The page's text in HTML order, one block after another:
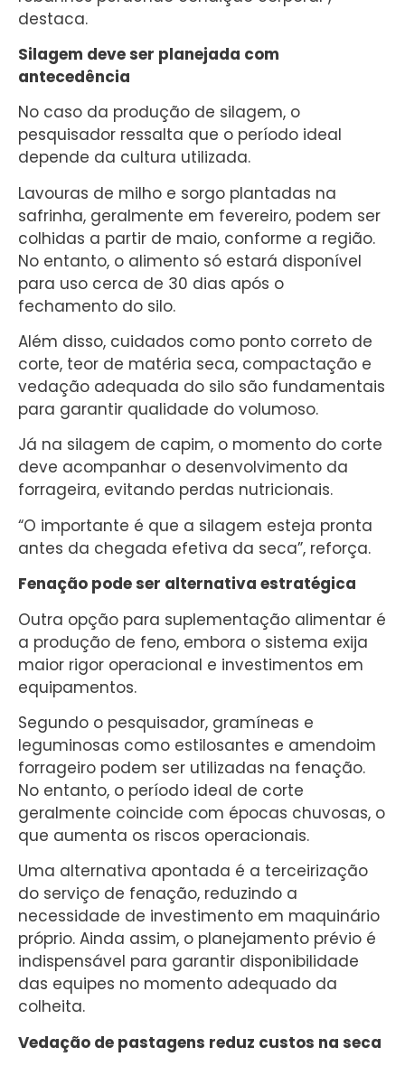
destaca.
Silagem deve ser planejada com
antecedência
No caso da produção de silagem, o
pesquisador ressalta que o período ideal
depende da cultura utilizada.
Lavouras de milho e sorgo plantadas na
safrinha, geralmente em fevereiro, podem ser
colhidas a partir de maio, conforme a região.
No entanto, o alimento só estará disponível
para uso cerca de 30 dias após o
fechamento do silo.
Além disso, cuidados como ponto correto de
corte, teor de matéria seca, compactação e
vedação adequada do silo são fundamentais
para garantir qualidade do volumoso.
Já na silagem de capim, o momento do corte
deve acompanhar o desenvolvimento da
forrageira, evitando perdas nutricionais.
“O importante é que a silagem esteja pronta
antes da chegada efetiva da seca”, reforça.
Fenação pode ser alternativa estratégica
Outra opção para suplementação alimentar é
a produção de feno, embora o sistema exija
maior rigor operacional e investimentos em
equipamentos.
Segundo o pesquisador, gramíneas e
leguminosas como estilosantes e amendoim
forrageiro podem ser utilizadas na fenação.
No entanto, o período ideal de corte
geralmente coincide com épocas chuvosas, o
que aumenta os riscos operacionais.
Uma alternativa apontada é a terceirização
do serviço de fenação, reduzindo a
necessidade de investimento em maquinário
próprio. Ainda assim, o planejamento prévio é
indispensável para garantir disponibilidade
das equipes no momento adequado da
colheita.
Vedação de pastagens reduz custos na seca